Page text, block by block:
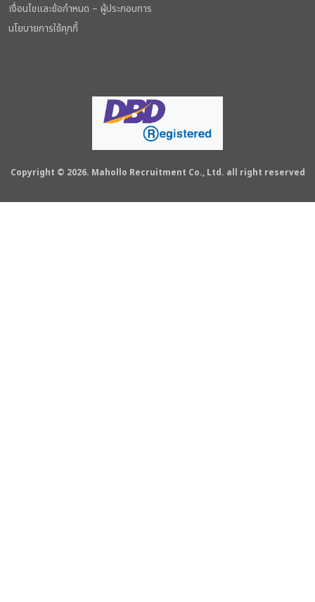
เงื่อนไขและข้อกำหนด – ผู้ประกอบการ
นโยบายการใช้คุกกี้
Copyright © 2026. Mahollo Recruitment Co., Ltd. all right reserved